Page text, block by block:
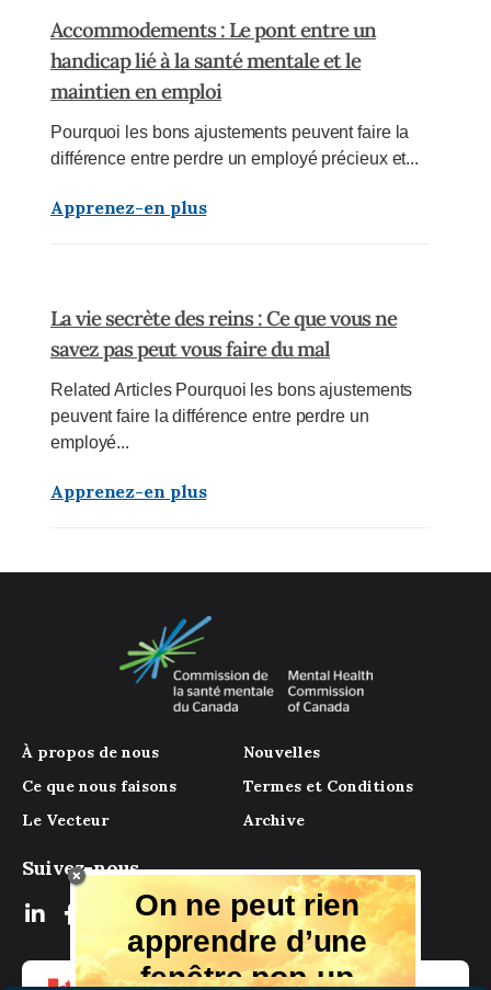
Accommodements : Le pont entre un
handicap lié à la santé mentale et le
maintien en emploi
Pourquoi les bons ajustements peuvent faire la
différence entre perdre un employé précieux et...
Apprenez-en plus
La vie secrète des reins : Ce que vous ne
savez pas peut vous faire du mal
Related Articles Pourquoi les bons ajustements
peuvent faire la différence entre perdre un
employé...
Apprenez-en plus
À propos de nous
Ce que nous faisons
Le Vecteur
Nouvelles
Termes et Conditions
Archive
Suivez-nous
On ne peut rien
apprendre d’une
fenêtre pop-up